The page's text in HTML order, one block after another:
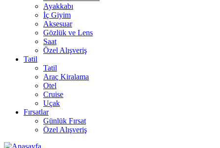
Ayakkabı
İç Giyim
Aksesuar
Gözlük ve Lens
Saat
Özel Alışveriş
Tatil
Tatil
Araç Kiralama
Otel
Cruise
Uçak
Fırsatlar
Günlük Fırsat
Özel Alışveriş